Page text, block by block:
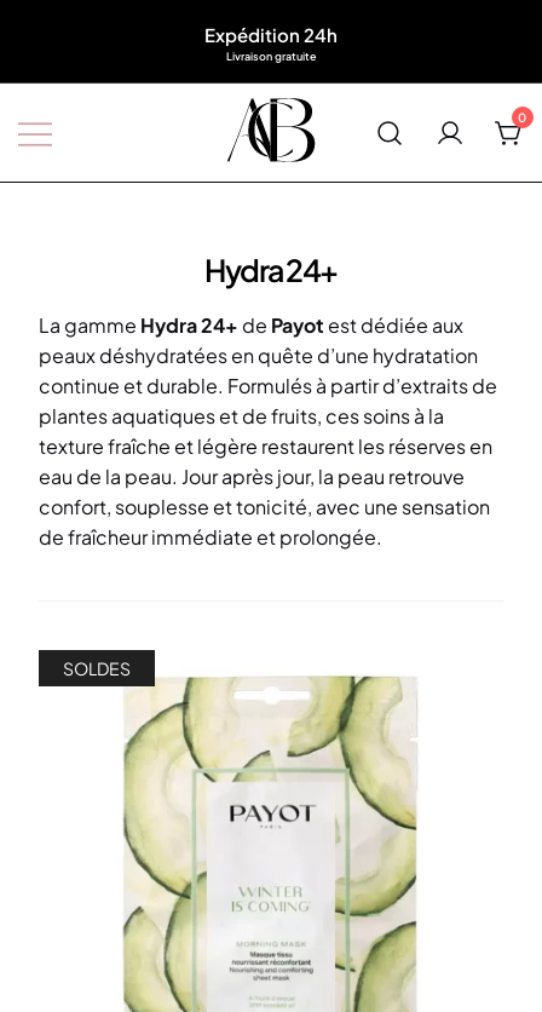
Expédition 24h
Livraison gratuite
0
Hydra 24+
La gamme Hydra 24+ de Payot est dédiée aux
peaux déshydratées en quête d’une hydratation
continue et durable. Formulés à partir d’extraits de
plantes aquatiques et de fruits, ces soins à la
texture fraîche et légère restaurent les réserves en
eau de la peau. Jour après jour, la peau retrouve
confort, souplesse et tonicité, avec une sensation
de fraîcheur immédiate et prolongée.
SOLDES